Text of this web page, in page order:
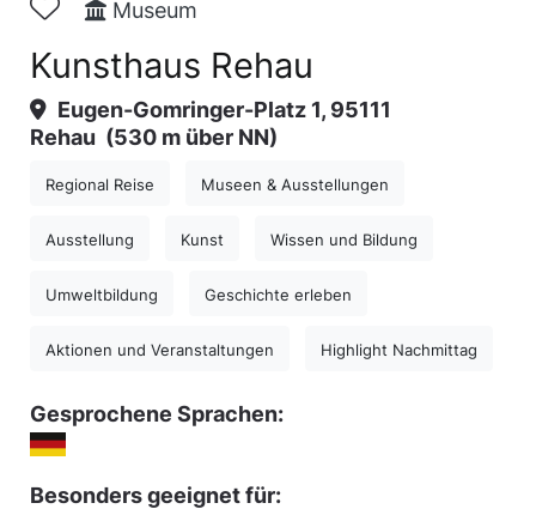
Museum
Kunsthaus Rehau
Eugen-Gomringer-Platz 1, 95111
Rehau (530 m über NN)
Regional Reise Museen & Ausstellungen
Ausstellung Kunst Wissen und Bildung
Umweltbildung Geschichte erleben
Aktionen und Veranstaltungen Highlight Nachmittag
Gesprochene Sprachen:
Besonders geeignet für: